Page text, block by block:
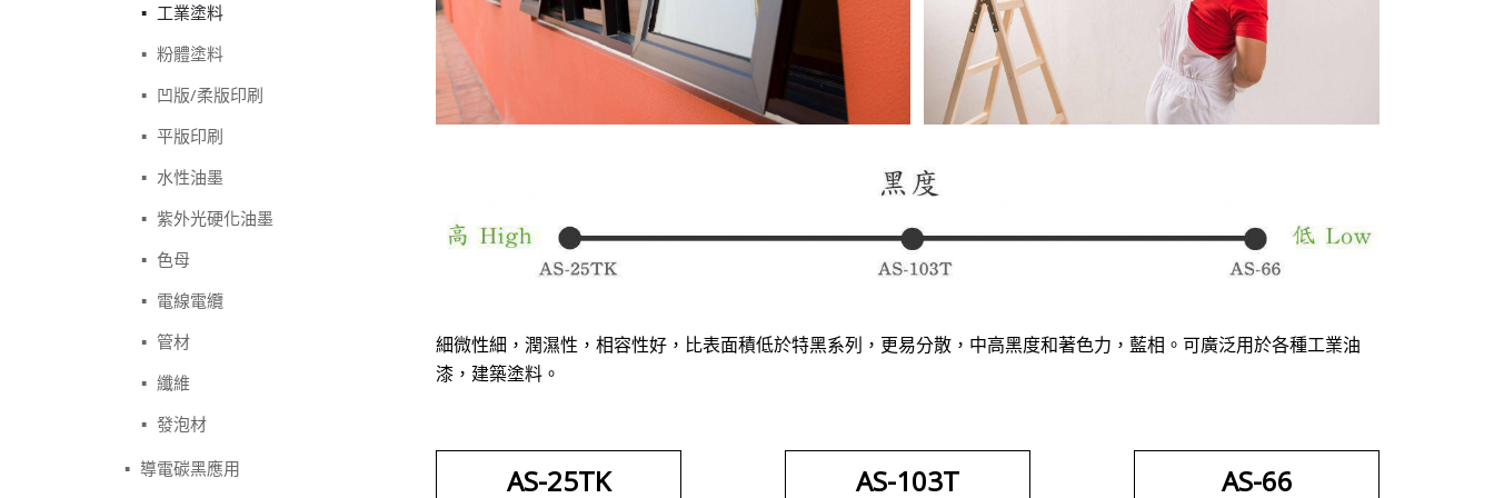
工業塗料
粉體塗料
凹版/柔版印刷
平版印刷
水性油墨
紫外光硬化油墨
色母
電線電纜
管材
纖維
發泡材
導電碳黑應用
細微性細，潤濕性，相容性好，比表面積低於特黑系列，更易分散，中高黑度和著色力，藍相。可廣泛用於各種工業油
漆，建築塗料。
AS-25TK AS-103T AS-66